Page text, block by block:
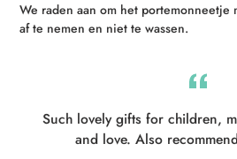
We raden aan om het portemonneetje
af te nemen en niet te wassen.
Such lovely gifts for children,
and love. Also